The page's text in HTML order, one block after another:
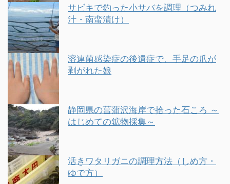
サビキで釣った小サバを調理（つみれ
汁・南蛮漬け）
溶連菌感染症の後遺症で、手足の爪が
剥がれた娘
静岡県の菖蒲沢海岸で拾った石ころ ～
はじめての鉱物採集～
活きワタリガニの調理方法（しめ方・
ゆで方）